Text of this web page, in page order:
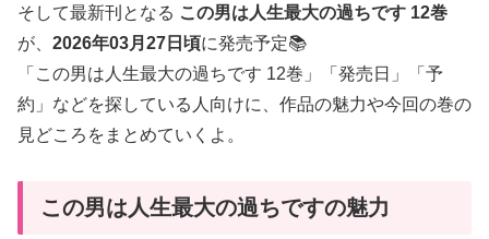
そして最新刊となる この男は人生最大の過ちです 12巻
が、 2026年03月27日頃に発売予定📚
「この男は人生最大の過ちです 12巻」「発売日」「予
約」などを探している人向けに、作品の魅力や今回の巻の
見どころをまとめていくよ。
この男は人生最大の過ちですの魅力